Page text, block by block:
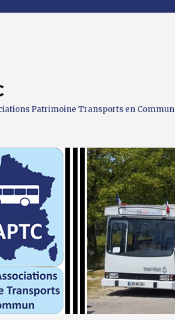
Patrimoine Transports en Commun